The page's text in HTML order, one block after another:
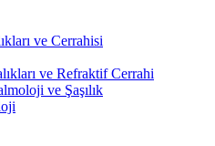
ve Cerrahisi
ve Refraktif Cerrahi
ve Şaşılık